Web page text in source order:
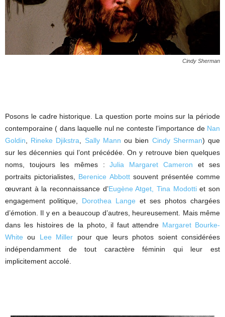
Cindy Sherman
Posons le cadre historique. La question porte moins sur la période
contemporaine ( dans laquelle nul ne conteste l’importance de Nan
Goldin
Rineke Djikstra Sally Mann ou bien Cindy Sherman) que
sur les décennies qui l’ont précédée. On y retrouve bien quelques
noms, toujours les mêmes :Julia Margaret Cameron et ses
portraits pictorialistes, Berenice Abbottsouvent présentée comme
œuvrant à la reconnaissance d’Eugène Atget ,Tina Modottiet son
engagement politique, Dorothea Lange et ses photos chargées
d’émotion. Il y en a beaucoup d’autres, heureusement. Mais même
dans les histoires de la photo, il faut attendre Margaret Bourke-
White ou Lee Miller pour que leurs photos soient considérées
indépendamment de tout caractère féminin qui leur est
implicitement accolé.